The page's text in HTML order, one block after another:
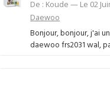
De : Koude — Le 02
Daewoo
Bonjour, bonjour, j'ai
daewoo frs2031 wal,